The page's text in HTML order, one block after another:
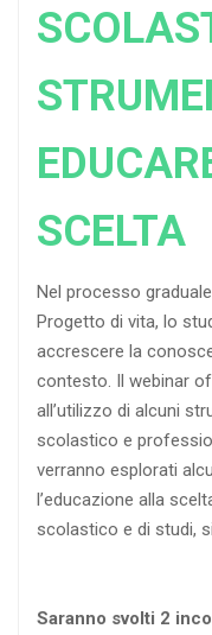
SCELTA
Nel processo
Progetto di vita, lo
accrescere la
contesto. Il webinar
all’utilizzo di alcuni
scolastico e
verranno esplorati
l’educazione alla
scolastico e di studi,
Saranno svolti 2